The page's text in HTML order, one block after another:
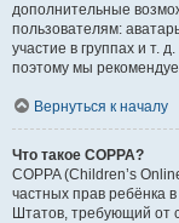
дополнительные
пользователям:
участие в группах и т.
поэтому мы
Вернуться к началу
Что такое COPPA?
COPPA (Children’s
частных прав ребёнка
Штатов, требующий от